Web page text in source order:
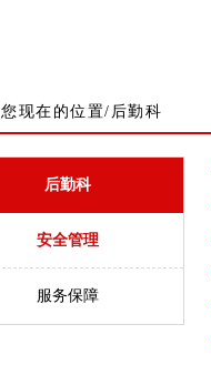
您现在的位置/后勤科
后勤科
安全管理
服务保障